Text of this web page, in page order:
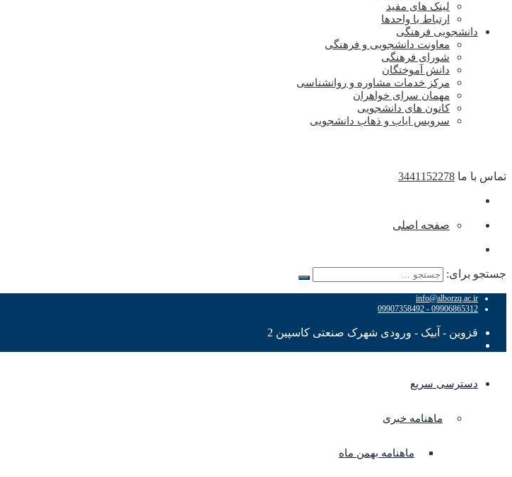
لینک های مفید
ارتباط با واحدها
دانشجویی فرهنگی
معاونت دانشجویی و فرهنگی
شورای فرهنگی
دانش آموختگان
مرکز خدمات مشاوره و روانشناسی
مهمان سرای خواهران
کانون های دانشجویی
سرویس ایاب و ذهاب دانشجویی
تماس با ما 3441152278
صفحه اصلی
جستجو برای:
info@alborzq.ac.ir
09906865312 - 09907358492
قزوین - آبیک - ورودی شهرک صنعتی کاسپین 2
دسترسی سریع
ماهنامه خبری
ماهنامه بهمن ماه